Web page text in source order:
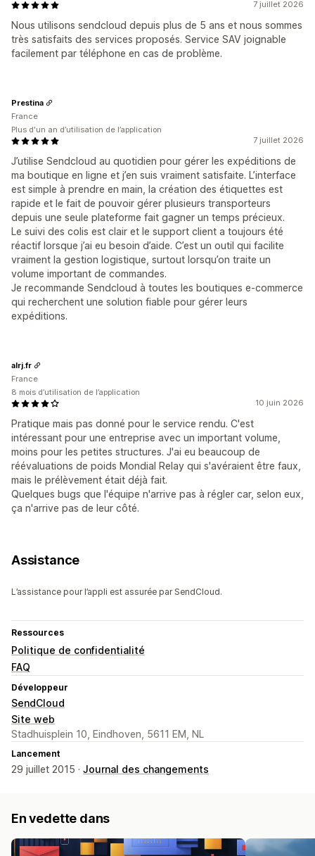
7 juillet 2026
Nous utilisons sendcloud depuis plus de 5 ans et nous sommes
très satisfaits des services proposés. Service SAV joignable
facilement par téléphone en cas de problème.
7 juillet 2026
J’utilise Sendcloud au quotidien pour gérer les expéditions de
ma boutique en ligne et j’en suis vraiment satisfaite. L’interface
est simple à prendre en main, la création des étiquettes est
rapide et le fait de pouvoir gérer plusieurs transporteurs
depuis une seule plateforme fait gagner un temps précieux.
Le suivi des colis est clair et le support client a toujours été
réactif lorsque j’ai eu besoin d’aide. C’est un outil qui facilite
vraiment la gestion logistique, surtout lorsqu’on traite un
volume important de commandes.
Je recommande Sendcloud à toutes les boutiques e-commerce
qui recherchent une solution fiable pour gérer leurs
expéditions.
Prestina
France
Plus d'un an d’utilisation de l’application
10 juin 2026
Pratique mais pas donné pour le service rendu. C'est
intéressant pour une entreprise avec un important volume,
moins pour les petites structures. J'ai eu beaucoup de
réévaluations de poids Mondial Relay qui s'avéraient être faux,
mais le prélèvement était déjà fait.
Quelques bugs que l'équipe n'arrive pas à régler car, selon eux,
ça n'arrive pas de leur côté.
alrj.fr
France
8 mois d’utilisation de l’application
Assistance
L’assistance pour l’appli est assurée par SendCloud.
Ressources
Politique de confidentialité
FAQ
Développeur
SendCloud
Site web
Stadhuisplein 10, Eindhoven, 5611 EM, NL
Lancement
29 juillet 2015 · Journal des changements
En vedette dans